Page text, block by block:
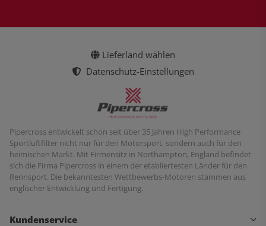
Lieferland wählen
Datenschutz-Einstellungen
Pipercross entwickelt schon seit über 35 Jahren High Performance
Sportluftfilter nicht nur für den Motorsport, sondern auch für den
heimischen Markt. Mit Firmensitz in Northampton, England befindet
sich die Firma Pipercross in einem der etabliertesten Länder für den
Rennsport. Die bekanntesten Wettbewerbs-Motoren stammen aus
englischer Entwicklung und Fertigung.
Kundenservice